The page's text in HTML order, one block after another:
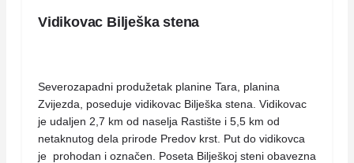
Vidikovac Bilješka stena
Severozapadni produžetak planine Tara, planina
Zvijezda, poseduje vidikovac Bilješka stena. Vidikovac
je udaljen 2,7 km od naselja Rastište i 5,5 km od
netaknutog dela prirode Predov krst. Put do vidikovca
je prohodan i označen. Poseta Bilješkoj steni obavezna